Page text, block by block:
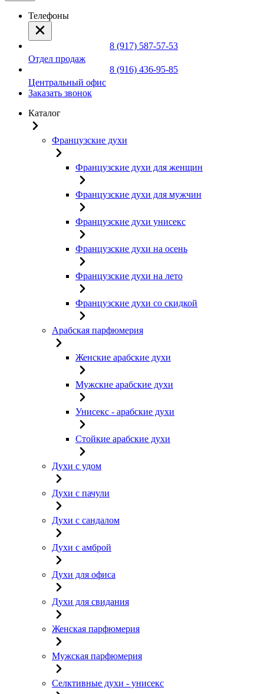
Телефоны
8 (917) 587-57-53
Отдел продаж
8 (916) 436-95-85
Центральный офис
Заказать звонок
Каталог
Французские духи
Французские духи для женщин
Французские духи для мужчин
Французские духи унисекс
Французские духи на осень
Французские духи на лето
Французские духи со скидкой
Арабская парфюмерия
Женские арабские духи
Мужские арабские духи
Унисекс - арабские духи
Стойкие арабские духи
Духи с удом
Духи с пачули
Духи с сандалом
Духи с амброй
Духи для офиса
Духи для свидания
Женская парфюмерия
Мужская парфюмерия
Селктивные духи - унисекс